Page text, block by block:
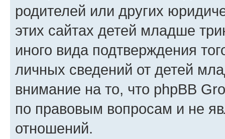
родителей или других
этих сайтах детей младше
иного вида подтверждения
личных сведений от детей
внимание на то, что phpBB
по правовым вопросам и не
отношений.